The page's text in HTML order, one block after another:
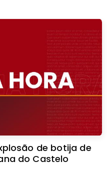
de botija de
do Castelo